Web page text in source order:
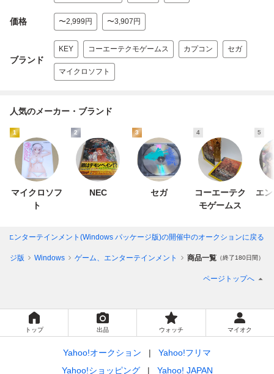
価格 〜2,999円 〜3,907円
ブランド
KEY コーエーテクモゲームス カプコン セガ
マイクロソフト
人気のメーカー・ブランド
1
マイクロソフ
ト
2
NEC
3
セガ
4
コーエーテク
モゲームス
5
エ
エンターテインメント(Windows パッケージ版)の開催中のオークションに戻る
ージ版 Windows ゲーム、エンターテインメント 商品一覧 （終了180日間）
ページトップへ
トップ 出品 ウォッチ マイオク
Yahoo!オークション
Yahoo!フリマ
Yahoo!ショッピング
Yahoo! JAPAN